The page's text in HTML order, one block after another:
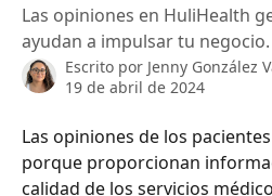
Las opiniones en HuliHealth
ayudan a impulsar tu negocio.
Escrito por Jenny González
19 de abril de 2024
Las opiniones de los
porque proporcionan
calidad de los servicios